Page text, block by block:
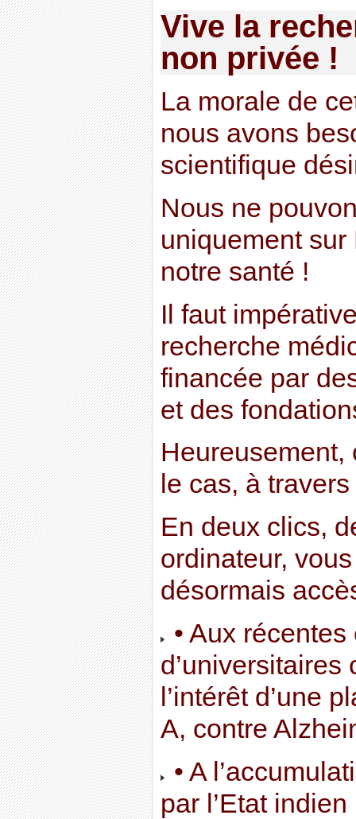
Vive la
non privée !
La morale de
nous avons
scientifique
Nous ne
uniquement
notre santé !
Il faut
recherche
financée par
et des
Heureusement,
le cas, à
En deux clics,
ordinateur,
désormais
• Aux
d’universitaires
l’intérêt d’une
A, contre
• A
par l’Etat